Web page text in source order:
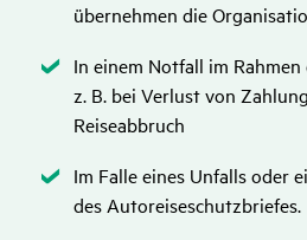
übernehmen die
Zutreffend
In einem Notfall im
z. B. bei Verlust von
Reiseabbruch
Zutreffend
Im Falle eines Unfalls oder
des Autoreiseschutzbriefes.